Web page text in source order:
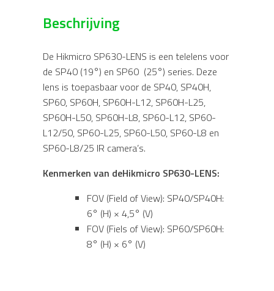
series
Beschrijving
De Hikmicro SP630-LENS is een telelens voor
de SP40 (19°) en SP60 (25°) series. Deze
lens is toepasbaar voor de SP40, SP40H,
SP60, SP60H, SP60H-L12, SP60H-L25,
SP60H-L50, SP60H-L8, SP60-L12, SP60-
L12/50, SP60-L25, SP60-L50, SP60-L8 en
SP60-L8/25 IR camera’s.
Kenmerken van deHikmicro SP630-LENS:
FOV (Field of View): SP40/SP40H:
6° (H) × 4,5° (V)
FOV (Fiels of View): SP60/SP60H:
8° (H) × 6° (V)